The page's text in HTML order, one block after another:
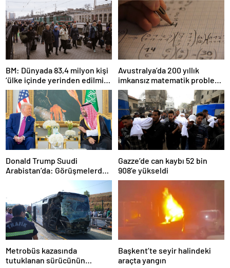
BM: Dünyada 83,4 milyon kişi
‘ülke içinde yerinden edilmiş’
olarak yaşıyor
Avustralya’da 200 yıllık
imkansız matematik problemi
çözüldü
Donald Trump Suudi
Arabistan’da: Görüşmelerde
Gazze’de can kaybı 52 bin
908’e yükseldi
Metrobüs kazasında
tutuklanan sürücünün
Başkent’te seyir halindeki
araçta yangın